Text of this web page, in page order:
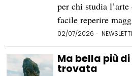
per chi studia
facile reperire
02/07/2026
Ma bella più
trovata